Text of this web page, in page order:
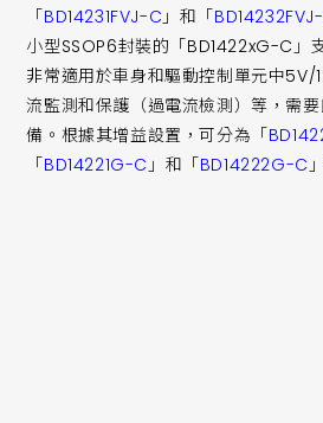
「BD14231FVJ-C 」和「
小型SSOP6封裝的「BD1422xG-C」
非常適用於車身和驅動控制單元中5V/
流監測和保護（過電流檢測）等，需
備。根據其增益設置，可分為「
「BD14221G-C 」和「BD14222G-C